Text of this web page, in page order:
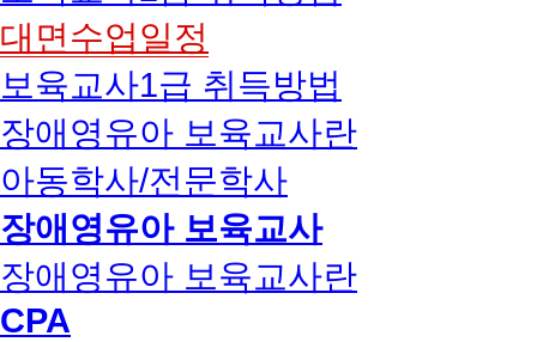
대면수업일정
보육교사1급 취득방법
장애영유아 보육교사란
아동학사/전문학사
장애영유아 보육교사
장애영유아 보육교사란
CPA